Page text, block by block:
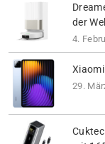
der
4.
29.